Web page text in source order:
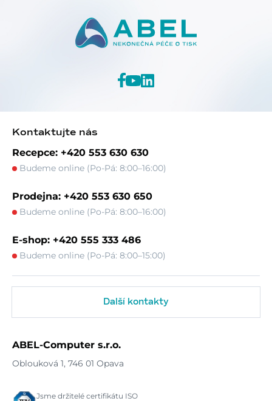
Kontaktujte nás
Recepce: +420 553 630 630
Budeme online (Po-Pá: 8:00–16:00)
Prodejna: +420 553 630 650
Budeme online (Po-Pá: 8:00–16:00)
E-shop: +420 555 333 486
Budeme online (Po-Pá: 8:00–15:00)
Další kontakty
ABEL-Computer s.r.o.
Oblouková 1, 746 01 Opava
Jsme držitelé certifikátu ISO